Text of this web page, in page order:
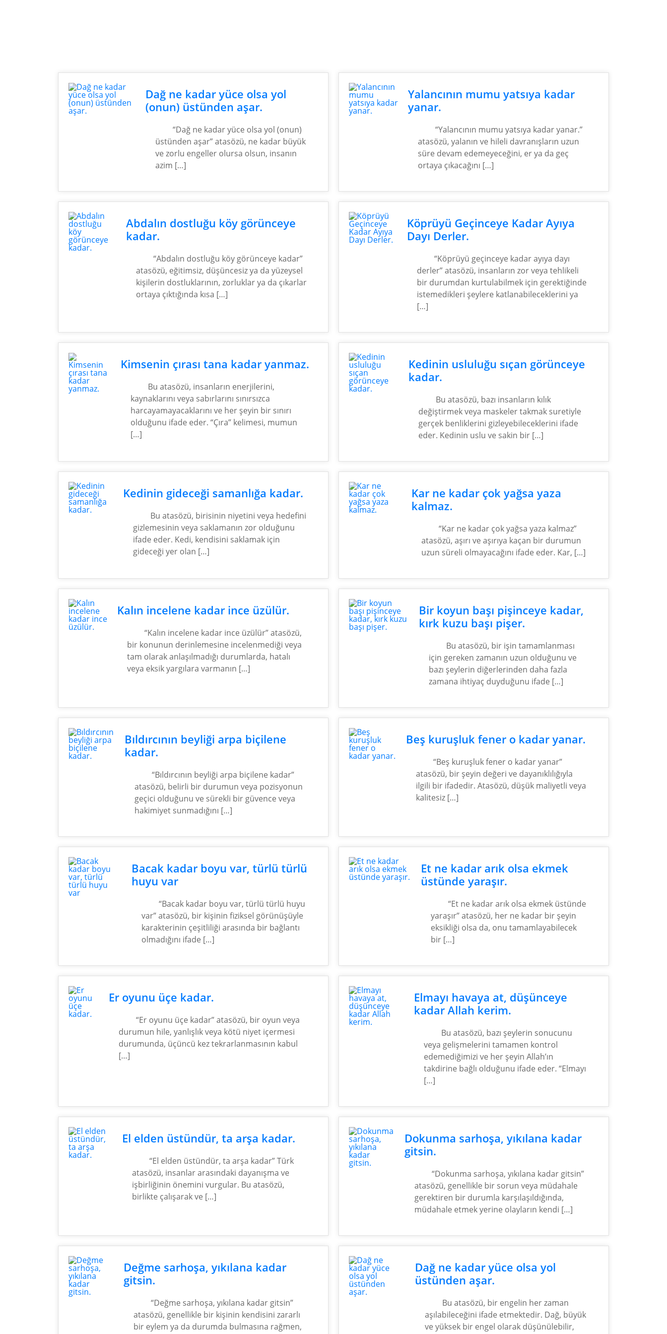
Dağ ne kadar yüce olsa yol
(onun) üstünden aşar.
“Dağ ne kadar yüce olsa yol (onun)
üstünden aşar” atasözü, ne kadar büyük
ve zorlu engeller olursa olsun, insanın
azim […]
Yalancının mumu yatsıya kadar
yanar.
“Yalancının mumu yatsıya kadar yanar.”
atasözü, yalanın ve hileli davranışların uzun
süre devam edemeyeceğini, er ya da geç
ortaya çıkacağını […]
Abdalın dostluğu köy görünceye
kadar.
“Abdalın dostluğu köy görünceye kadar”
atasözü, eğitimsiz, düşüncesiz ya da yüzeysel
kişilerin dostluklarının, zorluklar ya da çıkarlar
ortaya çıktığında kısa […]
Köprüyü Geçinceye Kadar Ayıya
Dayı Derler.
“Köprüyü geçinceye kadar ayıya dayı
derler” atasözü, insanların zor veya tehlikeli
bir durumdan kurtulabilmek için gerektiğinde
istemedikleri şeylere katlanabileceklerini ya
[…]
Kimsenin çırası tana kadar yanmaz.
Bu atasözü, insanların enerjilerini,
kaynaklarını veya sabırlarını sınırsızca
harcayamayacaklarını ve her şeyin bir sınırı
olduğunu ifade eder. “Çıra” kelimesi, mumun
[…]
Kedinin usluluğu sıçan görünceye
kadar.
Bu atasözü, bazı insanların kılık
değiştirmek veya maskeler takmak suretiyle
gerçek benliklerini gizleyebileceklerini ifade
eder. Kedinin uslu ve sakin bir […]
Kedinin gideceği samanlığa kadar.
Bu atasözü, birisinin niyetini veya hedefini
gizlemesinin veya saklamanın zor olduğunu
ifade eder. Kedi, kendisini saklamak için
gideceği yer olan […]
Kar ne kadar çok yağsa yaza
kalmaz.
“Kar ne kadar çok yağsa yaza kalmaz”
atasözü, aşırı ve aşırıya kaçan bir durumun
uzun süreli olmayacağını ifade eder. Kar, […]
Kalın incelene kadar ince üzülür.
“Kalın incelene kadar ince üzülür” atasözü,
bir konunun derinlemesine incelenmediği veya
tam olarak anlaşılmadığı durumlarda, hatalı
veya eksik yargılara varmanın […]
Bir koyun başı pişinceye kadar,
kırk kuzu başı pişer.
Bu atasözü, bir işin tamamlanması
için gereken zamanın uzun olduğunu ve
bazı şeylerin diğerlerinden daha fazla
zamana ihtiyaç duyduğunu ifade […]
Bıldırcının beyliği arpa biçilene
kadar.
“Bıldırcının beyliği arpa biçilene kadar”
atasözü, belirli bir durumun veya pozisyonun
geçici olduğunu ve sürekli bir güvence veya
hakimiyet sunmadığını […]
Beş kuruşluk fener o kadar yanar.
“Beş kuruşluk fener o kadar yanar”
atasözü, bir şeyin değeri ve dayanıklılığıyla
ilgili bir ifadedir. Atasözü, düşük maliyetli veya
kalitesiz […]
Bacak kadar boyu var, türlü türlü
huyu var
“Bacak kadar boyu var, türlü türlü huyu
var” atasözü, bir kişinin fiziksel görünüşüyle
karakterinin çeşitliliği arasında bir bağlantı
olmadığını ifade […]
Et ne kadar arık olsa ekmek
üstünde yaraşır.
“Et ne kadar arık olsa ekmek üstünde
yaraşır” atasözü, her ne kadar bir şeyin
eksikliği olsa da, onu tamamlayabilecek
bir […]
Er oyunu üçe kadar.
“Er oyunu üçe kadar” atasözü, bir oyun veya
durumun hile, yanlışlık veya kötü niyet içermesi
durumunda, üçüncü kez tekrarlanmasının kabul
[…]
Elmayı havaya at, düşünceye
kadar Allah kerim.
Bu atasözü, bazı şeylerin sonucunu
veya gelişmelerini tamamen kontrol
edemediğimizi ve her şeyin Allah’ın
takdirine bağlı olduğunu ifade eder. “Elmayı
[…]
El elden üstündür, ta arşa kadar.
“El elden üstündür, ta arşa kadar” Türk
atasözü, insanlar arasındaki dayanışma ve
işbirliğinin önemini vurgular. Bu atasözü,
birlikte çalışarak ve […]
Dokunma sarhoşa, yıkılana kadar
gitsin.
“Dokunma sarhoşa, yıkılana kadar gitsin”
atasözü, genellikle bir sorun veya müdahale
gerektiren bir durumla karşılaşıldığında,
müdahale etmek yerine olayların kendi […]
Değme sarhoşa, yıkılana kadar
gitsin.
“Değme sarhoşa, yıkılana kadar gitsin”
atasözü, genellikle bir kişinin kendisini zararlı
bir eylem ya da durumda bulmasına rağmen,
Dağ ne kadar yüce olsa yol
üstünden aşar.
Bu atasözü, bir engelin her zaman
aşılabileceğini ifade etmektedir. Dağ, büyük
ve yüksek bir engel olarak düşünülebilir,